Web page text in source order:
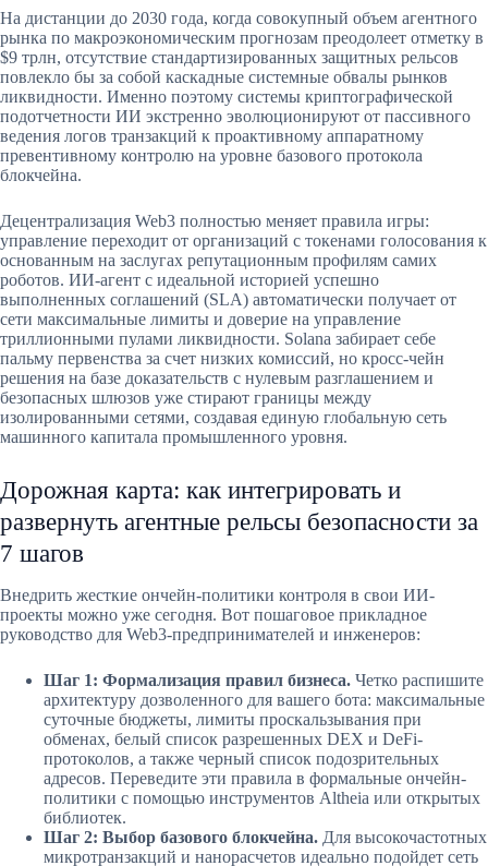
На дистанции до 2030 года, когда совокупный объем агентного
рынка по макроэкономическим прогнозам преодолеет отметку в
$9 трлн, отсутствие стандартизированных защитных рельсов
повлекло бы за собой каскадные системные обвалы рынков
ликвидности. Именно поэтому системы криптографической
подотчетности ИИ экстренно эволюционируют от пассивного
ведения логов транзакций к проактивному аппаратному
превентивному контролю на уровне базового протокола
блокчейна.
Децентрализация Web3 полностью меняет правила игры:
управление переходит от организаций с токенами голосования к
основанным на заслугах репутационным профилям самих
роботов. ИИ-агент с идеальной историей успешно
выполненных соглашений (SLA) автоматически получает от
сети максимальные лимиты и доверие на управление
триллионными пулами ликвидности. Solana забирает себе
пальму первенства за счет низких комиссий, но кросс-чейн
решения на базе доказательств с нулевым разглашением и
безопасных шлюзов уже стирают границы между
изолированными сетями, создавая единую глобальную сеть
машинного капитала промышленного уровня.
Дорожная карта: как интегрировать и
развернуть агентные рельсы безопасности за
7 шагов
Внедрить жесткие ончейн-политики контроля в свои ИИ-
проекты можно уже сегодня. Вот пошаговое прикладное
руководство для Web3-предпринимателей и инженеров:
Шаг 1: Формализация правил бизнеса. Четко распишите
архитектуру дозволенного для вашего бота: максимальные
суточные бюджеты, лимиты проскальзывания при
обменах, белый список разрешенных DEX и DeFi-
протоколов, а также черный список подозрительных
адресов. Переведите эти правила в формальные ончейн-
политики с помощью инструментов Altheia или открытых
библиотек.
Шаг 2: Выбор базового блокчейна. Для высокочастотных
микротранзакций и нанорасчетов идеально подойдет сеть